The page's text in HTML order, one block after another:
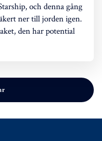
och denna gång
ner till jorden igen.
den har potential